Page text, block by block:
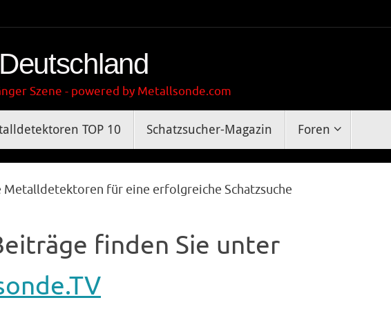
Szene - powered by Metallsonde.com
TOP 10 Schatzsucher-Magazin Foren
für eine erfolgreiche Schatzsuche
finden Sie unter